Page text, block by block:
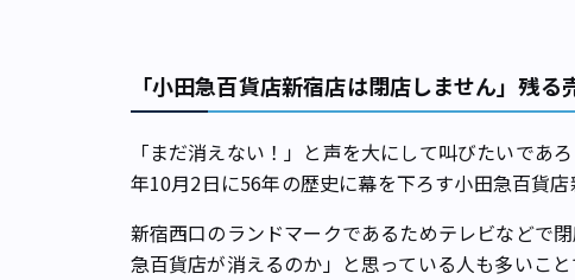
「小田急百貨店新宿店は閉店しません」――残
「まだ消えない！」と声を大にして叫びたいであ
年10月2日に56年の歴史に幕を下ろす小田急百貨店
新宿西口のランドマークであるためテレビなどで
急百貨店が消えるのか」と思っている人も多いこと